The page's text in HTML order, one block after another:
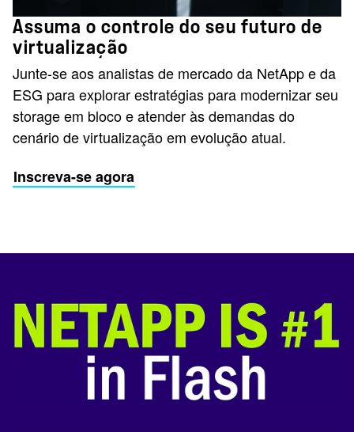
Assuma o controle do seu futuro de
virtualização
Junte-se aos analistas de mercado da NetApp e da
ESG para explorar estratégias para modernizar seu
storage em bloco e atender às demandas do
cenário de virtualização em evolução atual.
Inscreva-se agora